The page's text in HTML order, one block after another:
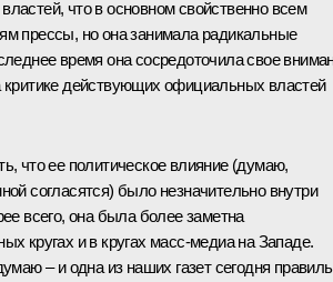
что в основном свойственно всем
прессы, но она занимала радикальные
время она сосредоточила свое
критике действующих официальных властей
что ее политическое влияние (думаю,
согласятся) было незначительно внутри
всего, она была более заметна
кругах и в кругах масс-медиа на Западе.
– и одна из наших газет сегодня